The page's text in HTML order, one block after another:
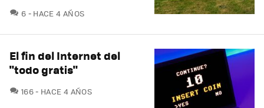
6 COMENTARIOS
HACE 4 AÑOS
El fin del Internet del
"todo gratis"
166COMENTARIOS
HACE 4 AÑOS